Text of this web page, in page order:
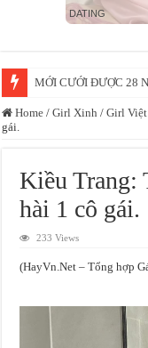
Vừa học võ xong thì
Home / Girl Xinh / Girl
gái.
Kiều Trang:
hài 1 cô gái.
233 Views
(HayVn.Net – Tổng hợp